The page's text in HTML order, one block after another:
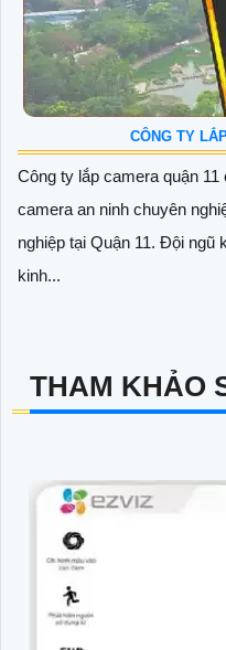
CÔNG TY
Công ty lắp camera quận
camera an ninh chuyên
nghiệp tại Quận 11. Đội ngũ
kinh...
THAM KHẢO